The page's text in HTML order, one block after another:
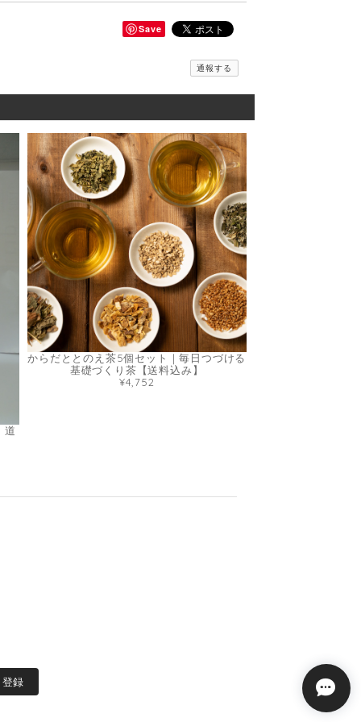
Save
通報する
道
からだととのえ茶5個セット｜毎日つづける
基礎づくり茶【送料込み】
¥4,752
登録